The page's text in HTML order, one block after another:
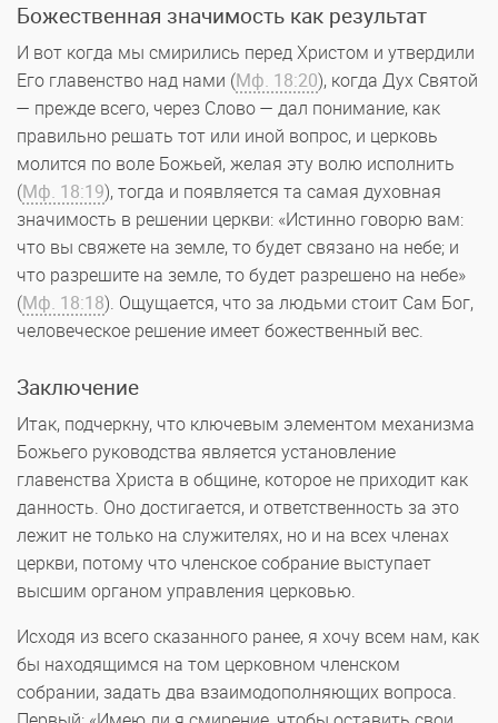
Божественная значимость как результат
И вот когда мы смирились перед Христом и утвердили
Его главенство над нами (Мф. 18:20), когда Дух Святой
— прежде всего, через Слово — дал понимание, как
правильно решать тот или иной вопрос, и церковь
молится по воле Божьей, желая эту волю исполнить
(Мф. 18:19), тогда и появляется та самая духовная
значимость в решении церкви: «Истинно говорю вам:
что вы свяжете на земле, то будет связано на небе; и
что разрешите на земле, то будет разрешено на небе»
(Мф. 18:18). Ощущается, что за людьми стоит Сам Бог,
человеческое решение имеет божественный вес.
Заключение
Итак, подчеркну, что ключевым элементом механизма
Божьего руководства является установление
главенства Христа в общине, которое не приходит как
данность. Оно достигается, и ответственность за это
лежит не только на служителях, но и на всех членах
церкви, потому что членское собрание выступает
высшим органом управления церковью.
Исходя из всего сказанного ранее, я хочу всем нам, как
бы находящимся на том церковном членском
собрании, задать два взаимодополняющих вопроса.